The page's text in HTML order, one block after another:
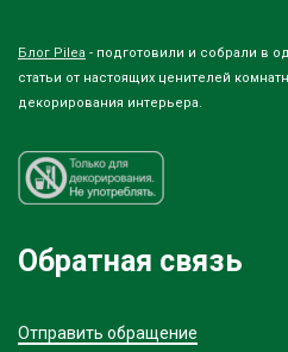
Блог Pilea - подготовили и собрали в
статьи от настоящих ценителей
декорирования интерьера.
Обратная связь
Отправить обращение